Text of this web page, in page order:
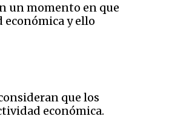
un momento en que
y ello
que los
económica.